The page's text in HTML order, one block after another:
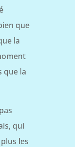
que
la
que la
qui
les